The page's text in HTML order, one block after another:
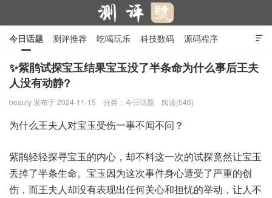
测评号

今日话题 测评推荐 吃喝玩乐 科技数码 源码程序
行业产品 在线投稿 隐私政策
✨紫鹃试探宝玉结果宝玉没了半条命为什么事后王夫
人没有动静?
beauty 发布于 2024-11-15 分类： 今日话题 阅读(546)
为什么王夫人对宝玉受伤一事不闻不问？
紫鹃轻轻探寻宝玉的内心，却不料这一次的试探竟然让宝玉
丢掉了半条生命。宝玉因为这次事件身心遭受了严重的创
伤，而王夫人却没有表现出任何关心和担忧的举动，让人不